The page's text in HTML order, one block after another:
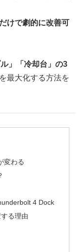
けで劇的に改善可
」「冷却台」の3
最大化する方法を
変わる
4 Dock
る理由